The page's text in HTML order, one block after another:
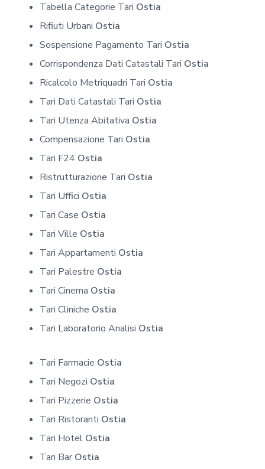
Tabella Categorie Tari Ostia
Rifiuti Urbani Ostia
Sospensione Pagamento Tari Ostia
Corrispondenza Dati Catastali Tari Ostia
Ricalcolo Metriquadri Tari Ostia
Tari Dati Catastali Tari Ostia
Tari Utenza Abitativa Ostia
Compensazione Tari Ostia
Tari F24 Ostia
Ristrutturazione Tari Ostia
Tari Uffici Ostia
Tari Case Ostia
Tari Ville Ostia
Tari Appartamenti Ostia
Tari Palestre Ostia
Tari Cinema Ostia
Tari Cliniche Ostia
Tari Laboratorio Analisi Ostia
Tari Farmacie Ostia
Tari Negozi Ostia
Tari Pizzerie Ostia
Tari Ristoranti Ostia
Tari Hotel Ostia
Tari Bar Ostia